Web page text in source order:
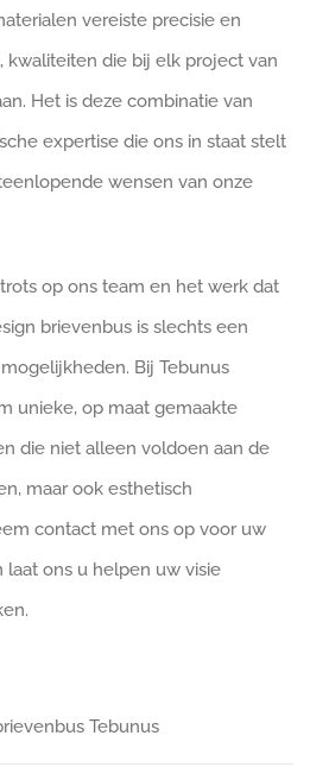
vereiste precisie en
kwaliteiten die bij elk project van
Het is deze combinatie van
expertise die ons in staat stelt
wensen van onze
op ons team en het werk dat
brievenbus is slechts een
Bij Tebunus
unieke, op maat gemaakte
die niet alleen voldoen aan de
maar ook esthetisch
contact met ons op voor uw
ons u helpen uw visie